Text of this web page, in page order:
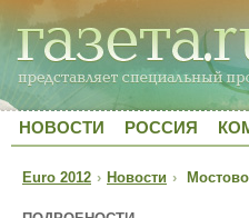
НОВОСТИ РОССИЯ
Euro 2012 › Новости ›